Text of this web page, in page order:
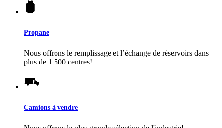
Propane
Nous offrons le remplissage et l’échange de réservoirs dans
plus de 1 500 centres!
Camions à vendre